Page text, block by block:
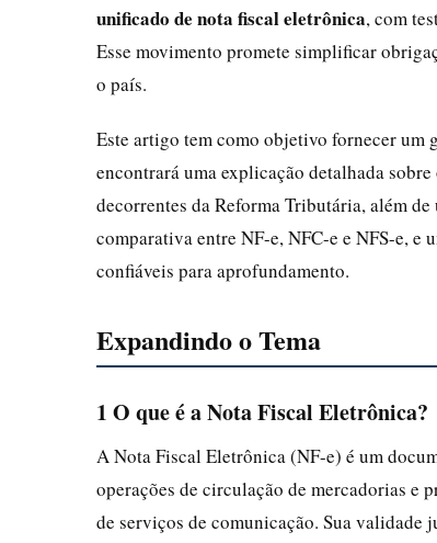
unificado de nota fiscal eletrônica, com
Esse movimento promete simplificar
o país.
Este artigo tem como objetivo fornecer um
encontrará uma explicação detalhada
decorrentes da Reforma Tributária, além
comparativa entre NF-e, NFC-e e NFS-e, e
confiáveis para aprofundamento.
Expandindo o Tema
1 O que é a Nota Fiscal Eletrônica?
A Nota Fiscal Eletrônica (NF-e) é um
operações de circulação de mercadorias e
de serviços de comunicação. Sua